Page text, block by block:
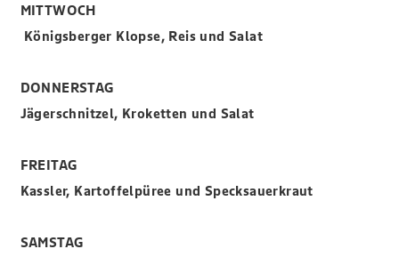
MITTWOCH
Königsberger Klopse, Reis und Salat
DONNERSTAG
Jägerschnitzel, Kroketten und Salat
FREITAG
Kassler, Kartoffelpüree und Specksauerkraut
SAMSTAG